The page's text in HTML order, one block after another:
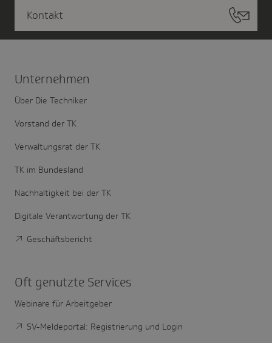
Kontakt
Unter­nehmen
Über Die Techniker
Vorstand der TK
Verwaltungsrat der TK
TK im Bundesland
Nachhaltigkeit bei der TK
Digitale Verantwortung der TK
Geschäftsbericht
Oft genutzte Services
Webinare für Arbeitgeber
SV-Meldeportal: Registrierung und Login